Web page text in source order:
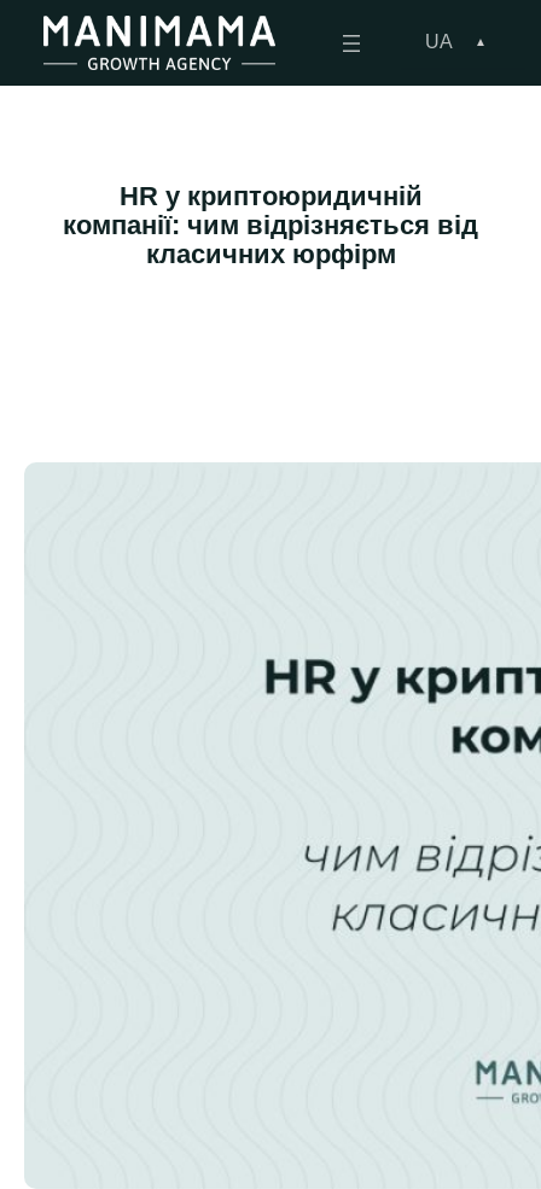
Перейти
вмісту
UA
HR у криптоюридичній
компанії: чим відрізняється від
класичних юрфірм